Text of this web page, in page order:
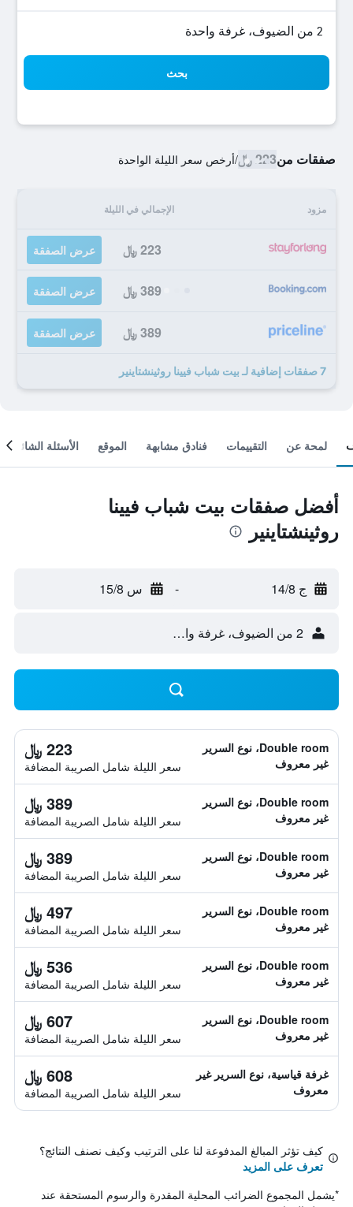
2 من الضيوف، غرفة واحدة
بحث
صفقات من223 ﷼ /أرخص سعر الليلة الواحدة
مزود الإجمالي في الليلة
223 ﷼ عرض الصفقة
389 ﷼ عرض الصفقة
389 ﷼ عرض الصفقة
7 صفقات إضافية لـ بيت شباب فيينا روثينشتاينير
لمحة عن التقييمات فنادق مشابهة الموقع الأسئلة الشائعة
أفضل صفقات بيت شباب فيينا
روثينشتاينير
ج 14/8 - س 15/8
2 من الضيوف، غرفة واحدة
Double room، نوع السرير
غير معروف
223 ﷼
سعر الليلة شامل الصريبة المضافة
Double room، نوع السرير
غير معروف
389 ﷼
سعر الليلة شامل الصريبة المضافة
Double room، نوع السرير
غير معروف
389 ﷼
سعر الليلة شامل الصريبة المضافة
Double room، نوع السرير
غير معروف
497 ﷼
سعر الليلة شامل الصريبة المضافة
Double room، نوع السرير
غير معروف
536 ﷼
سعر الليلة شامل الصريبة المضافة
Double room، نوع السرير
غير معروف
607 ﷼
سعر الليلة شامل الصريبة المضافة
غرفة قياسية، نوع السرير غير
معروف
608 ﷼
سعر الليلة شامل الصريبة المضافة
كيف تؤثر المبالغ المدفوعة لنا على الترتيب وكيف نصنف النتائج؟
تعرف على المزيد
*يشمل المجموع الضرائب المحلية المقدرة والرسوم المستحقة عند